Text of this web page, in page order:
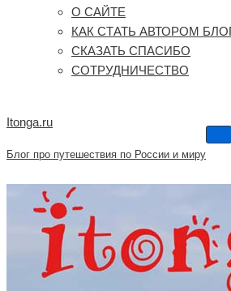
О САЙТЕ
КАК СТАТЬ АВТОРОМ
СКАЗАТЬ СПАСИБО
СОТРУДНИЧЕСТВО
Itonga.ru
Блог про путешествия по России и миру